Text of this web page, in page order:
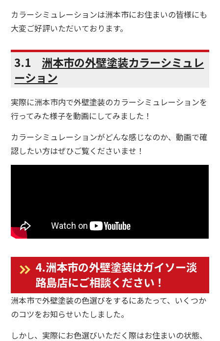
カラーシミュレーションは洲本市にお住まいの皆様にも
大変ご好評いただいております。
3.1 洲本市の外壁塗装カラーシミュレ
ーション
実際に洲本市内で外壁塗装のカラーシミュレーションを
行ってみた様子を動画にしてみました！
カラーシミュレーションがどんな感じなのか、動画で確
認したい方はぜひご覧くださいませ！
4.洲本市の外壁塗装はガイソー淡
路島店にご相談ください！
洲本市で外壁塗装の色選びをするにあたって、いくつか
のコツをお知らせいたしました。
しかし、実際にお色選びいただく際はお住まいの状態、